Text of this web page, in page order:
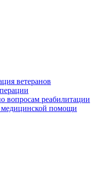
ветеранов
вопросам реабилитации
медицинской помощи